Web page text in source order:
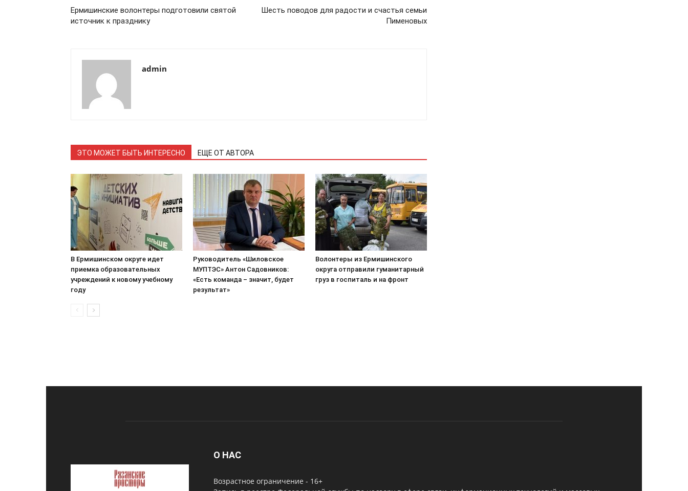
Ермишинские волонтеры подготовили святой
источник к празднику
Шесть поводов для радости и счастья семьи
Пименовых
admin
ЭТО МОЖЕТ БЫТЬ ИНТЕРЕСНО ЕЩЕ ОТ АВТОРА
В Ермишинском округе идет
приемка образовательных
учреждений к новому учебному
году
Руководитель «Шиловское
МУПТЭС» Антон Садовников:
«Есть команда – значит, будет
результат»
Волонтеры из Ермишинского
округа отправили гуманитарный
груз в госпиталь и на фронт
О НАС
Возрастное ограничение - 16+